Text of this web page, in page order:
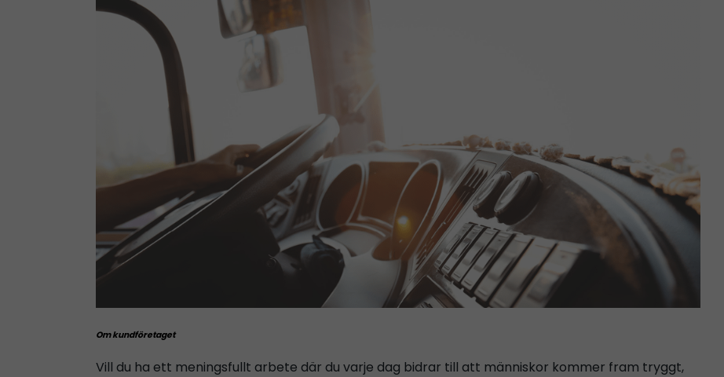
Om kundföretaget
Vill du ha ett meningsfullt arbete där du varje dag bidrar till att människor kommer fram tryggt,